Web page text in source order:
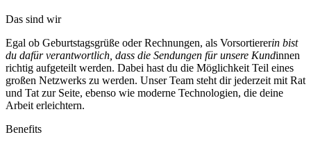
Das sind wir
Egal ob Geburtstagsgrüße oder Rechnungen, als Vorsortiererin bist
du dafür verantwortlich, dass die Sendungen für unsere Kundinnen
richtig aufgeteilt werden. Dabei hast du die Möglichkeit Teil eines
großen Netzwerks zu werden. Unser Team steht dir jederzeit mit Rat
und Tat zur Seite, ebenso wie moderne Technologien, die deine
Arbeit erleichtern.
Benefits